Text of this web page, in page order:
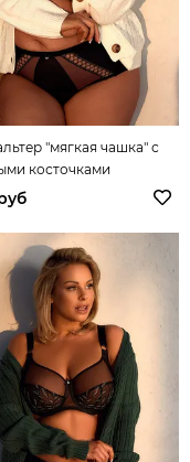
"мягкая чашка" с
косточками
Vibrations